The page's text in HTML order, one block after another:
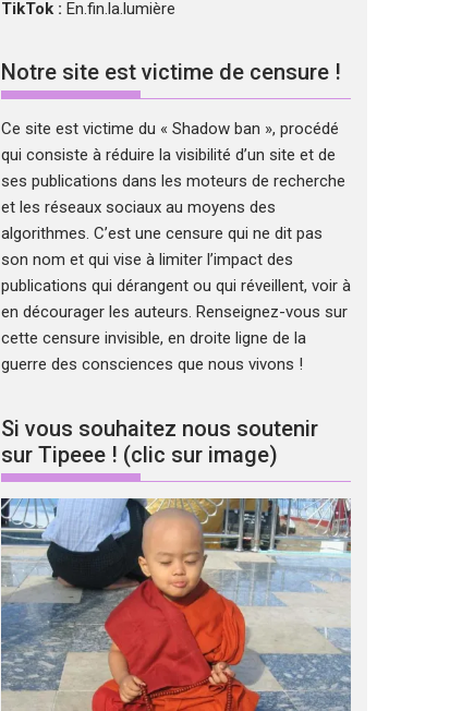
TikTok : En.fin.la.lumière
Notre site est victime de censure !
Ce site est victime du « Shadow ban », procédé
qui consiste à réduire la visibilité d’un site et de
ses publications dans les moteurs de recherche
et les réseaux sociaux au moyens des
algorithmes. C’est une censure qui ne dit pas
son nom et qui vise à limiter l’impact des
publications qui dérangent ou qui réveillent, voir à
en décourager les auteurs. Renseignez-vous sur
cette censure invisible, en droite ligne de la
guerre des consciences que nous vivons !
Si vous souhaitez nous soutenir
sur Tipeee ! (clic sur image)